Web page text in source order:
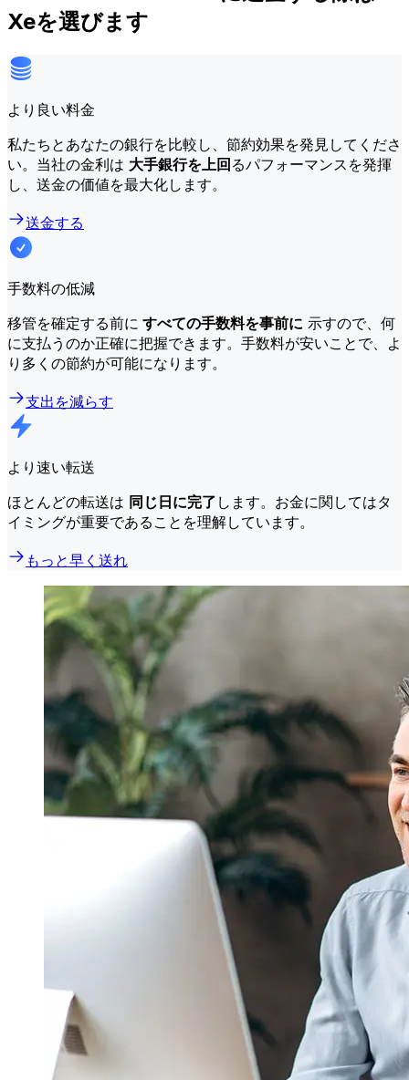
Xeを選びます
より良い料金
私たちとあなたの銀行を比較し、節約効果を発見してくださ
い。当社の金利は 大手銀行を上回るパフォーマンスを発揮
し、送金の価値を最大化します。
送金する
手数料の低減
移管を確定する前に すべての手数料を事前に 示すので、何
に支払うのか正確に把握できます。手数料が安いことで、よ
り多くの節約が可能になります。
支出を減らす
より速い転送
ほとんどの転送は 同じ日に完了 します。お金に関してはタ
イミングが重要であることを理解しています。
もっと早く送れ